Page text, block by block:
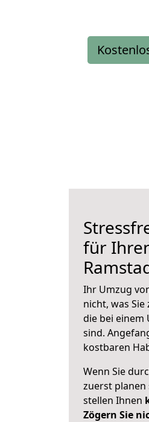
für
Ihr Umzug
nicht, was
die bei einem
sind.
kostbaren
Wenn Sie
zuerst
stellen Ihnen
Zögern Sie